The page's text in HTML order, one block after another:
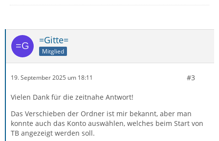
=Gitte=
Mitglied
19. September 2025 um 18:11 #3
Vielen Dank für die zeitnahe Antwort!
Das Verschieben der Ordner ist mir bekannt, aber man
konnte auch das Konto auswählen, welches beim Start von
TB angezeigt werden soll.